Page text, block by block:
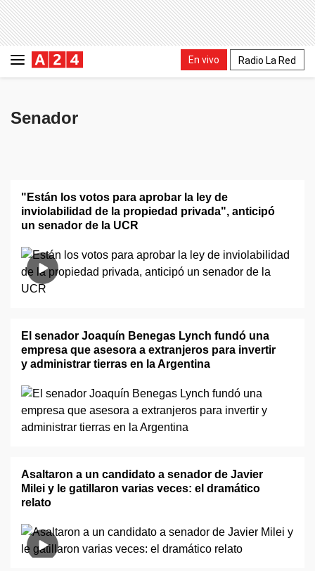
En vivo Radio La Red
Senador
"Están los votos para aprobar la ley de
inviolabilidad de la propiedad privada", anticipó
un senador de la UCR
El senador Joaquín Benegas Lynch fundó una
empresa que asesora a extranjeros para invertir
y administrar tierras en la Argentina
Asaltaron a un candidato a senador de Javier
Milei y le gatillaron varias veces: el dramático
relato